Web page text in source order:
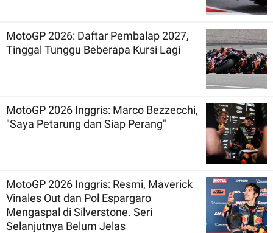
MotoGP 2026: Daftar Pembalap 2027,
Tinggal Tunggu Beberapa Kursi Lagi
MotoGP 2026 Inggris: Marco Bezzecchi,
"Saya Petarung dan Siap Perang"
MotoGP 2026 Inggris: Resmi, Maverick
Vinales Out dan Pol Espargaro
Mengaspal di Silverstone. Seri
Selanjutnya Belum Jelas